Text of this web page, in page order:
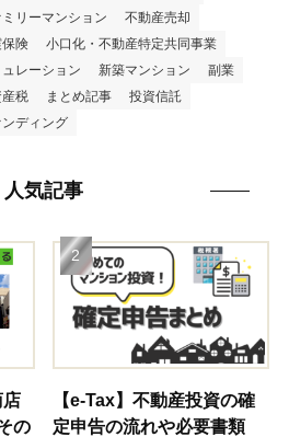
ミリーマンション
不動産売却
険
小口化・不動産特定共同事業
レーション 新築マンション
副業
税 まとめ記事
投資信託
ディング
人気記事
の
【e-Tax】不動産投資の確
定申告の流れや必要書類